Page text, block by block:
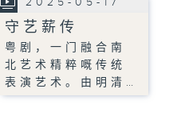
守艺薪传
粤剧，一门融合南
北艺术精粹嘅传统
表演艺术。由明清…